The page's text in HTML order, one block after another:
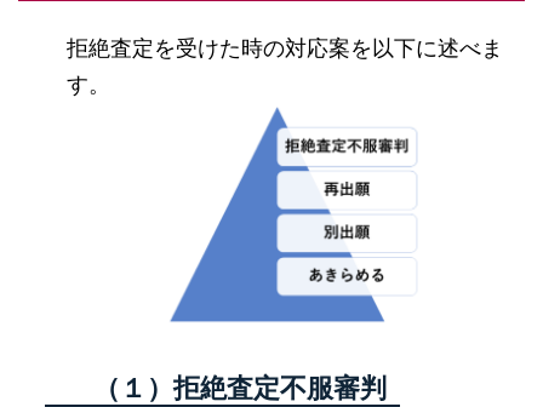
拒絶査定を受けた時の対応案を以下に述べま
す。
（１）拒絶査定不服審判